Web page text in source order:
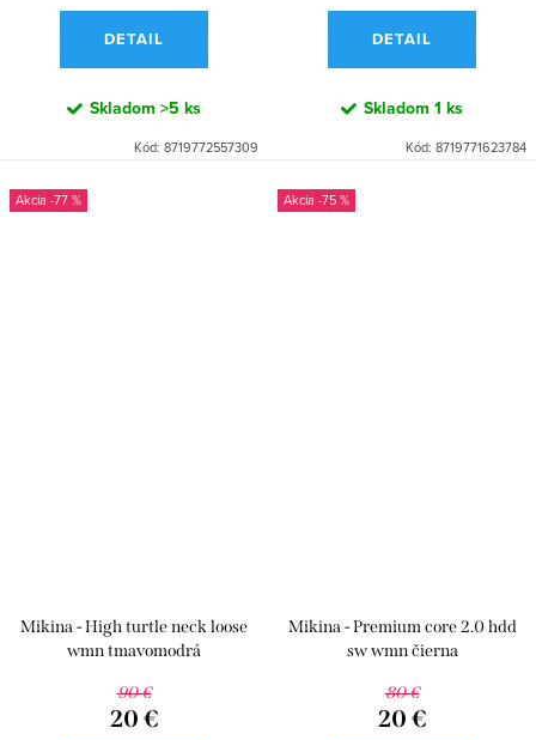
DETAIL
Skladom >5 ks
Kód: 8719772557309
DETAIL
Skladom 1 ks
Kód: 8719771623784
-77 %
Mikina - High turtle neck loose
wmn tmavomodrá
90 €
20 €
-75 %
Mikina - Premium core 2.0 hdd
sw wmn čierna
80 €
20 €